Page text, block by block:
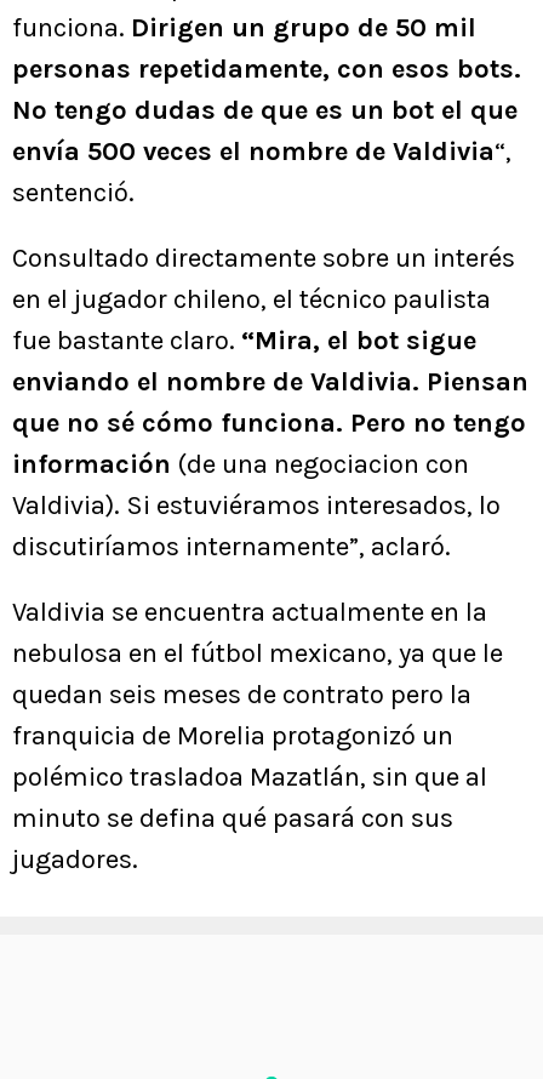
funciona. Dirigen un grupo de 50 mil
personas repetidamente, con esos bots.
No tengo dudas de que es un bot el que
envía 500 veces el nombre de Valdivia“,
sentenció.
Consultado directamente sobre un interés
en el jugador chileno, el técnico paulista
fue bastante claro. “Mira, el bot sigue
enviando el nombre de Valdivia. Piensan
que no sé cómo funciona. Pero no tengo
información (de una negociacion con
Valdivia). Si estuviéramos interesados, lo
discutiríamos internamente”, aclaró.
Valdivia se encuentra actualmente en la
nebulosa en el fútbol mexicano, ya que le
quedan seis meses de contrato pero la
franquicia de Morelia protagonizó un
polémico trasladoa Mazatlán, sin que al
minuto se defina qué pasará con sus
jugadores.